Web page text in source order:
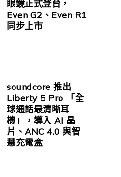
眼鏡正式登台，
Even G2、Even R1
同步上市
soundcore 推出
Liberty 5 Pro 「全
球通話最清晰耳
機」，導入 AI 晶
片、ANC 4.0 與智
慧充電盒